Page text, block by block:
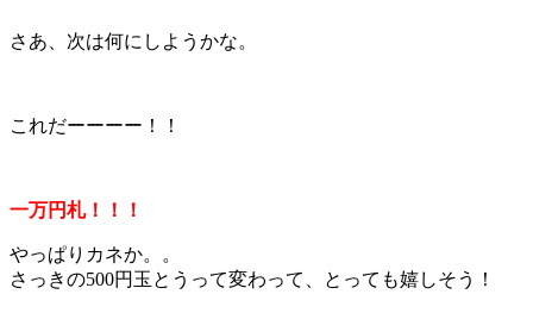
さあ、次は何にしようかな。
これだーーーー！！
一万円札！！！
やっぱりカネか。。
さっきの500円玉とうって変わって、とっても嬉しそう！